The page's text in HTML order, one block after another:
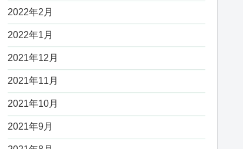
2022年2月
2022年1月
2021年12月
2021年11月
2021年10月
2021年9月